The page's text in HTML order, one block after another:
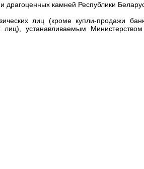
драгоценных камней Республики
лиц (кроме купли-продажи
устанавливаемым